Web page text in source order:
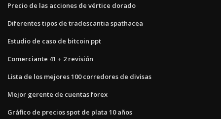
Precio de las acciones de vértice dorado
Diferentes tipos de tradescantia spathacea
Estudio de caso de bitcoin ppt
Comerciante 41 + 2 revisión
Lista de los mejores 100 corredores de divisas
Mejor gerente de cuentas forex
Gráfico de precios spot de plata 10 años